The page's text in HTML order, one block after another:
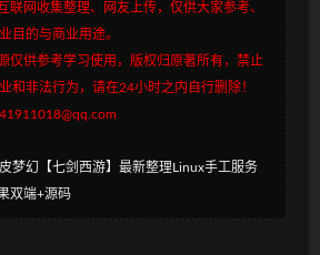
联网收集整理、网友上传，仅供大家参考、
目的与商业用途。
仅供参考学习使用，版权归原著所有，禁止
和非法行为，请在24小时之内自行删除！
梦幻【七剑西游】最新整理Linux手工服务
双端+源码